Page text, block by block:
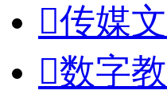
传媒
数字